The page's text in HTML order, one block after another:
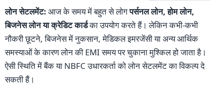
लोन सेटलमेंट: आज के समय में बहुत से लोगपर्सनल लोन, होम लोन,
बिजनेस लोन या क्रेडिट कार्डका उपयोग करते हैं। लेकिन कभी-कभी
नौकरी छूटने, बिजनेस में नुकसान, मेडिकल इमरजेंसी या अन्य आर्थिक
समस्याओं के कारण लोन की EMI समय पर चुकाना मुश्किल हो जाता है।
ऐसी स्थिति में बैंक या NBFC उधारकर्ता को लोन सेटलमेंट का विकल्प दे
सकती हैं।